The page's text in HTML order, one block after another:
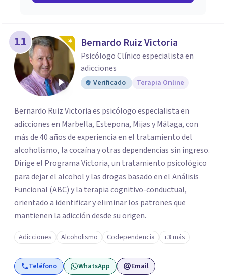
11 Bernardo Ruiz Victoria
Psicólogo Clínico especialista en
adicciones
Verificado Terapia Online
Bernardo Ruiz Victoria es psicólogo especialista en
adicciones en Marbella, Estepona, Mijas y Málaga, con
más de 40 años de experiencia en el tratamiento del
alcoholismo, la cocaína y otras dependencias sin ingreso.
Dirige el Programa Victoria, un tratamiento psicológico
para dejar el alcohol y las drogas basado en el Análisis
Funcional (ABC) y la terapia cognitivo-conductual,
orientado a identificar y eliminar los patrones que
mantienen la adicción desde su origen.
Adicciones Alcoholismo Codependencia +3 más
Teléfono WhatsApp Email